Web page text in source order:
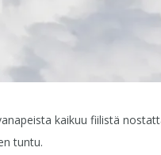
kaikuu fiilistä
tuntu.